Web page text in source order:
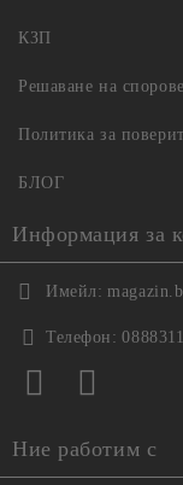
КЗП
Решаване на спорове
Политика за
БЛОГ
Информация за
Имейл:
Телефон:
Ние работим с